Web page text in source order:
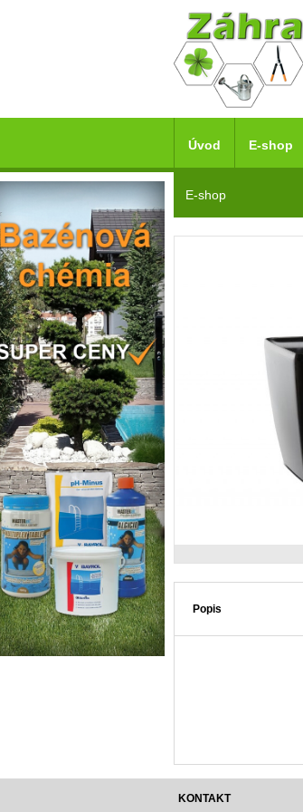
Popis
E-shop
Úvod E-shop
KONTAKT